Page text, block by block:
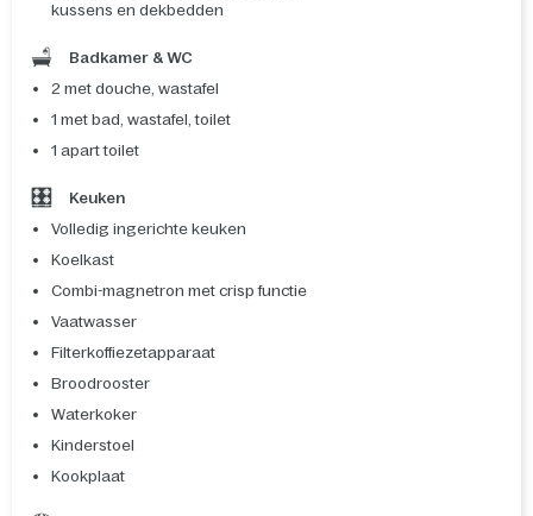
kussens en dekbedden
Badkamer & WC
2 met douche, wastafel
1 met bad, wastafel, toilet
1 apart toilet
Keuken
Volledig ingerichte keuken
Koelkast
Combi-magnetron met crisp functie
Vaatwasser
Filterkoffiezetapparaat
Broodrooster
Waterkoker
Kinderstoel
Kookplaat